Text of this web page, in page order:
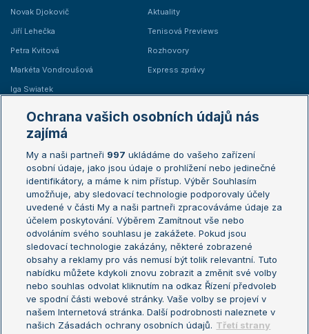
Novak Djokovič
Jiří Lehečka
Petra Kvitová
Markéta Vondroušová
Iga Swiatek
Aktuality
Tenisová Previews
Rozhovory
Express zprávy
Žebříčky
Žebříček ATP (muži)
Žebříček WTA (ženy)
Sázkařský žebříček
Australian Open
French Open
Wimbledon
US Open
Turnaj mistrů
Turnaj mistryň
Aktualní trendy
Fotbalové přestupy
Livesport Daily
Ochrana vašich osobních údajů nás
zajímá
My a naši partneři 997 ukládáme do vašeho zařízení
osobní údaje, jako jsou údaje o prohlížení nebo jedinečné
identifikátory, a máme k nim přístup. Výběr Souhlasím
umožňuje, aby sledovací technologie podporovaly účely
uvedené v části My a naši partneři zpracováváme údaje za
účelem poskytování. Výběrem Zamítnout vše nebo
odvoláním svého souhlasu je zakážete. Pokud jsou
sledovací technologie zakázány, některé zobrazené
obsahy a reklamy pro vás nemusí být tolik relevantní. Tuto
nabídku můžete kdykoli znovu zobrazit a změnit své volby
nebo souhlas odvolat kliknutím na odkaz Řízení předvoleb
ve spodní části webové stránky. Vaše volby se projeví v
našem Internetová stránka. Další podrobnosti naleznete v
našich Zásadách ochrany osobních údajů. Třetí strany